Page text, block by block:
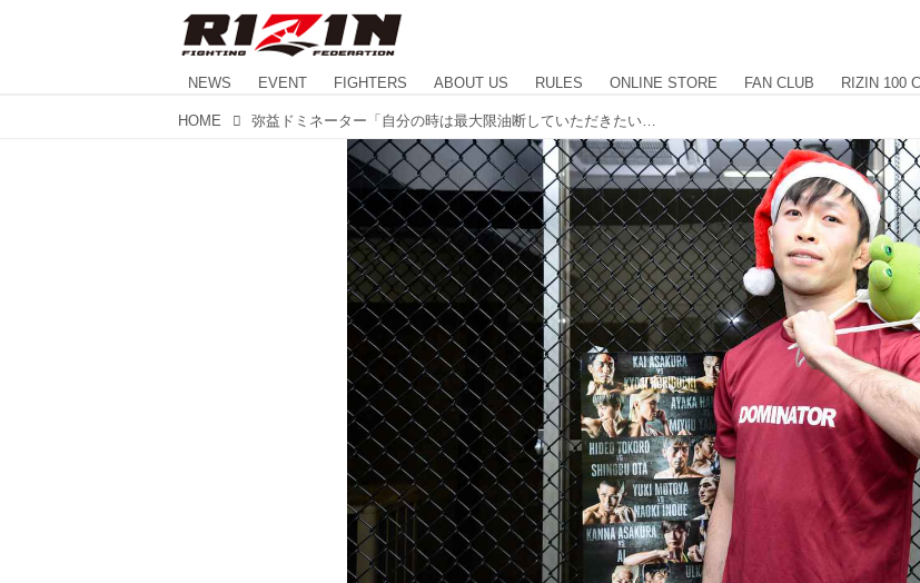
NEWS EVENT FIGHTERS ABOUT US RULES ONLINE STORE FAN CLUB RIZIN 100
HOME